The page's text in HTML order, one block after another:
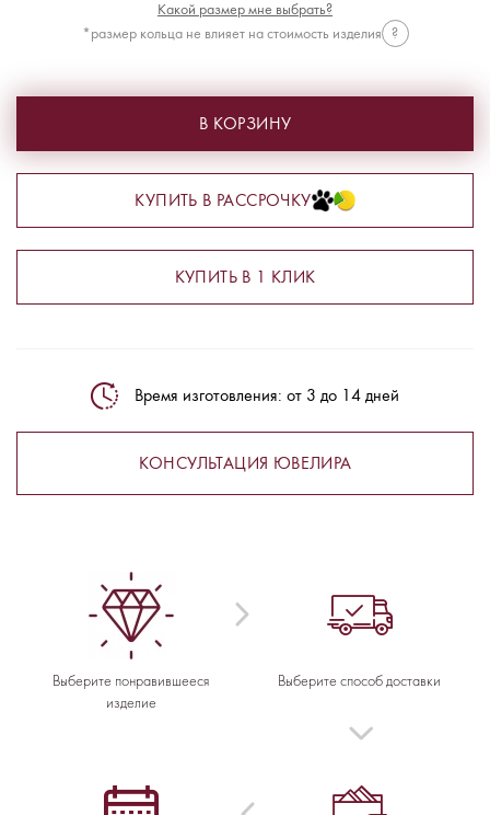
Какой размер мне выбрать?
*размер кольца не влияет на стоимость изделия
?
В КОРЗИНУ
КУПИТЬ В РАССРОЧКУ
КУПИТЬ В 1 КЛИК
Время изготовления: от 3 до 14 дней
КОНСУЛЬТАЦИЯ ЮВЕЛИРА
Выберите понравившееся
изделие
Выберите способ доставки